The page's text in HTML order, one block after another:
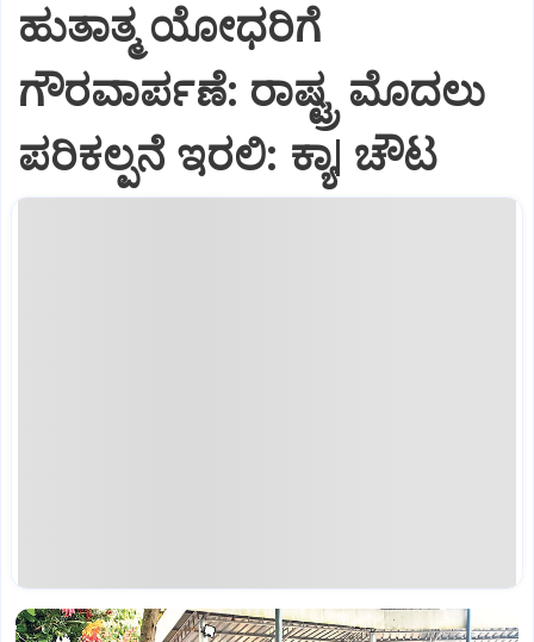
ಹುತಾತ್ಮ ಯೋಧರಿಗೆ
ಗೌರವಾರ್ಪಣೆ: ರಾಷ್ಟ್ರ ಮೊದಲು
ಪರಿಕಲ್ಪನೆ ಇರಲಿ: ಕ್ಯಾ| ಚೌಟ